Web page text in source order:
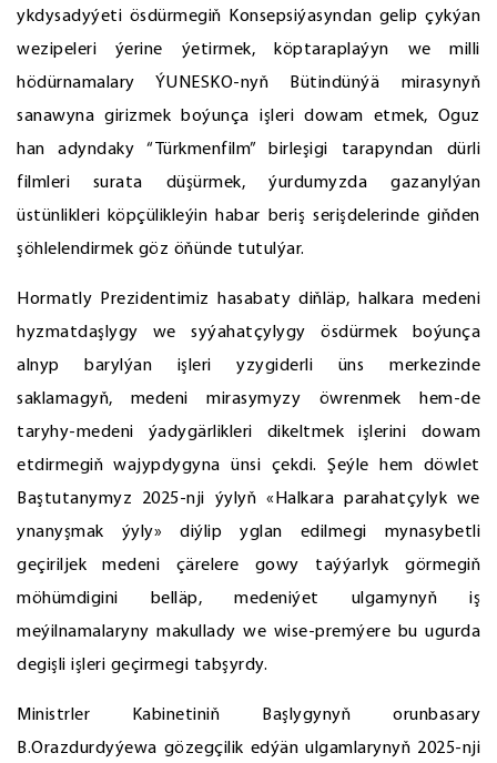
ykdysadyýeti ösdürmegiň Konsepsiýasyndan gelip çykýan
wezipeleri ýerine ýetirmek, köptaraplaýyn we milli
hödürnamalary ÝUNESKO-nyň Bütindünýä mirasynyň
sanawyna girizmek boýunça işleri dowam etmek, Oguz
han adyndaky “Türkmenfilm” birleşigi tarapyndan dürli
filmleri surata düşürmek, ýurdumyzda gazanylýan
üstünlikleri köpçülikleýin habar beriş serişdelerinde giňden
şöhlelendirmek göz öňünde tutulýar.
Hormatly Prezidentimiz hasabaty diňläp, halkara medeni
hyzmatdaşlygy we syýahatçylygy ösdürmek boýunça
alnyp barylýan işleri yzygiderli üns merkezinde
saklamagyň, medeni mirasymyzy öwrenmek hem-de
taryhy-medeni ýadygärlikleri dikeltmek işlerini dowam
etdirmegiň wajypdygyna ünsi çekdi. Şeýle hem döwlet
Baştutanymyz 2025-nji ýylyň «Halkara parahatçylyk we
ynanyşmak ýyly» diýlip yglan edilmegi mynasybetli
geçiriljek medeni çärelere gowy taýýarlyk görmegiň
möhümdigini belläp, medeniýet ulgamynyň iş
meýilnamalaryny makullady we wise-premýere bu ugurda
degişli işleri geçirmegi tabşyrdy.
Ministrler Kabinetiniň Başlygynyň orunbasary
B.Orazdurdyýewa gözegçilik edýän ulgamlarynyň 2025-nji